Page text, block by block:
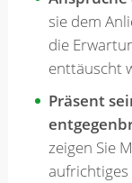
sie dem
die
enttäuscht
Präsent
zeigen Sie